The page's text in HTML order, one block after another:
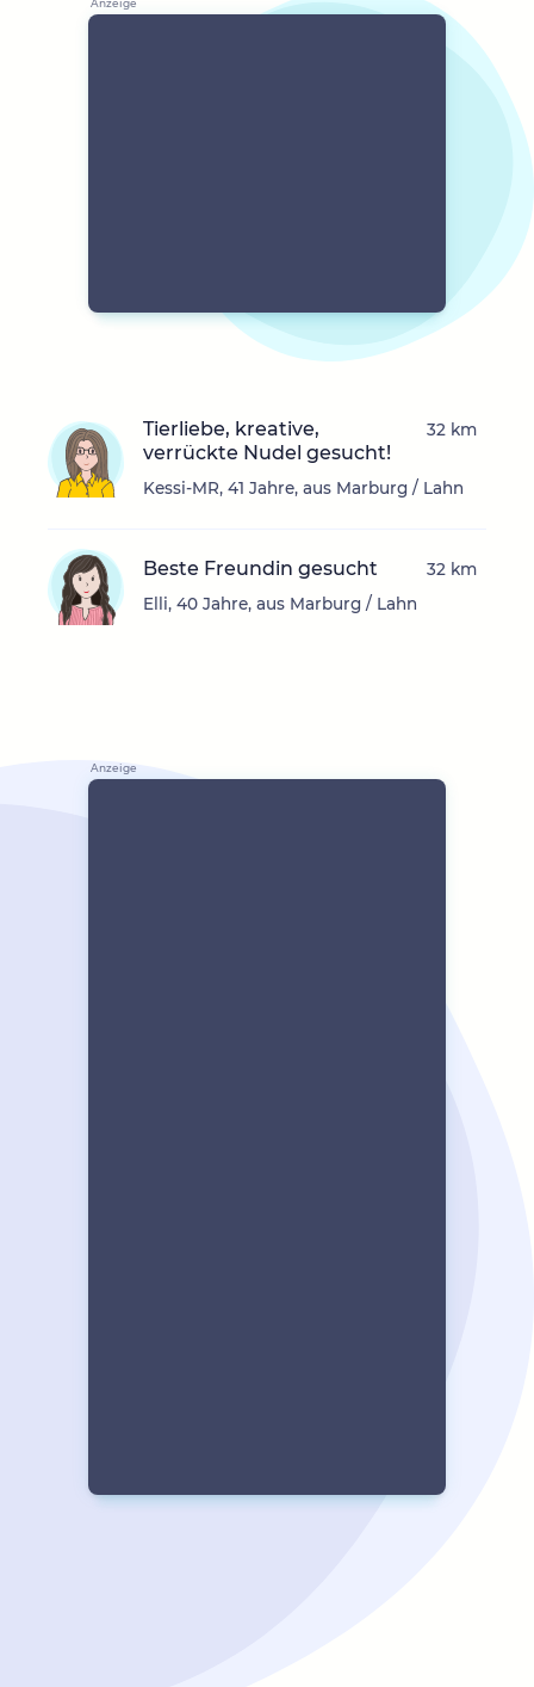
Tierliebe, kreative,
verrückte Nudel gesucht!
Kessi-MR, 41 Jahre, aus Marburg / Lahn
32 km
Beste Freundin gesucht
Elli, 40 Jahre, aus Marburg / Lahn
32 km